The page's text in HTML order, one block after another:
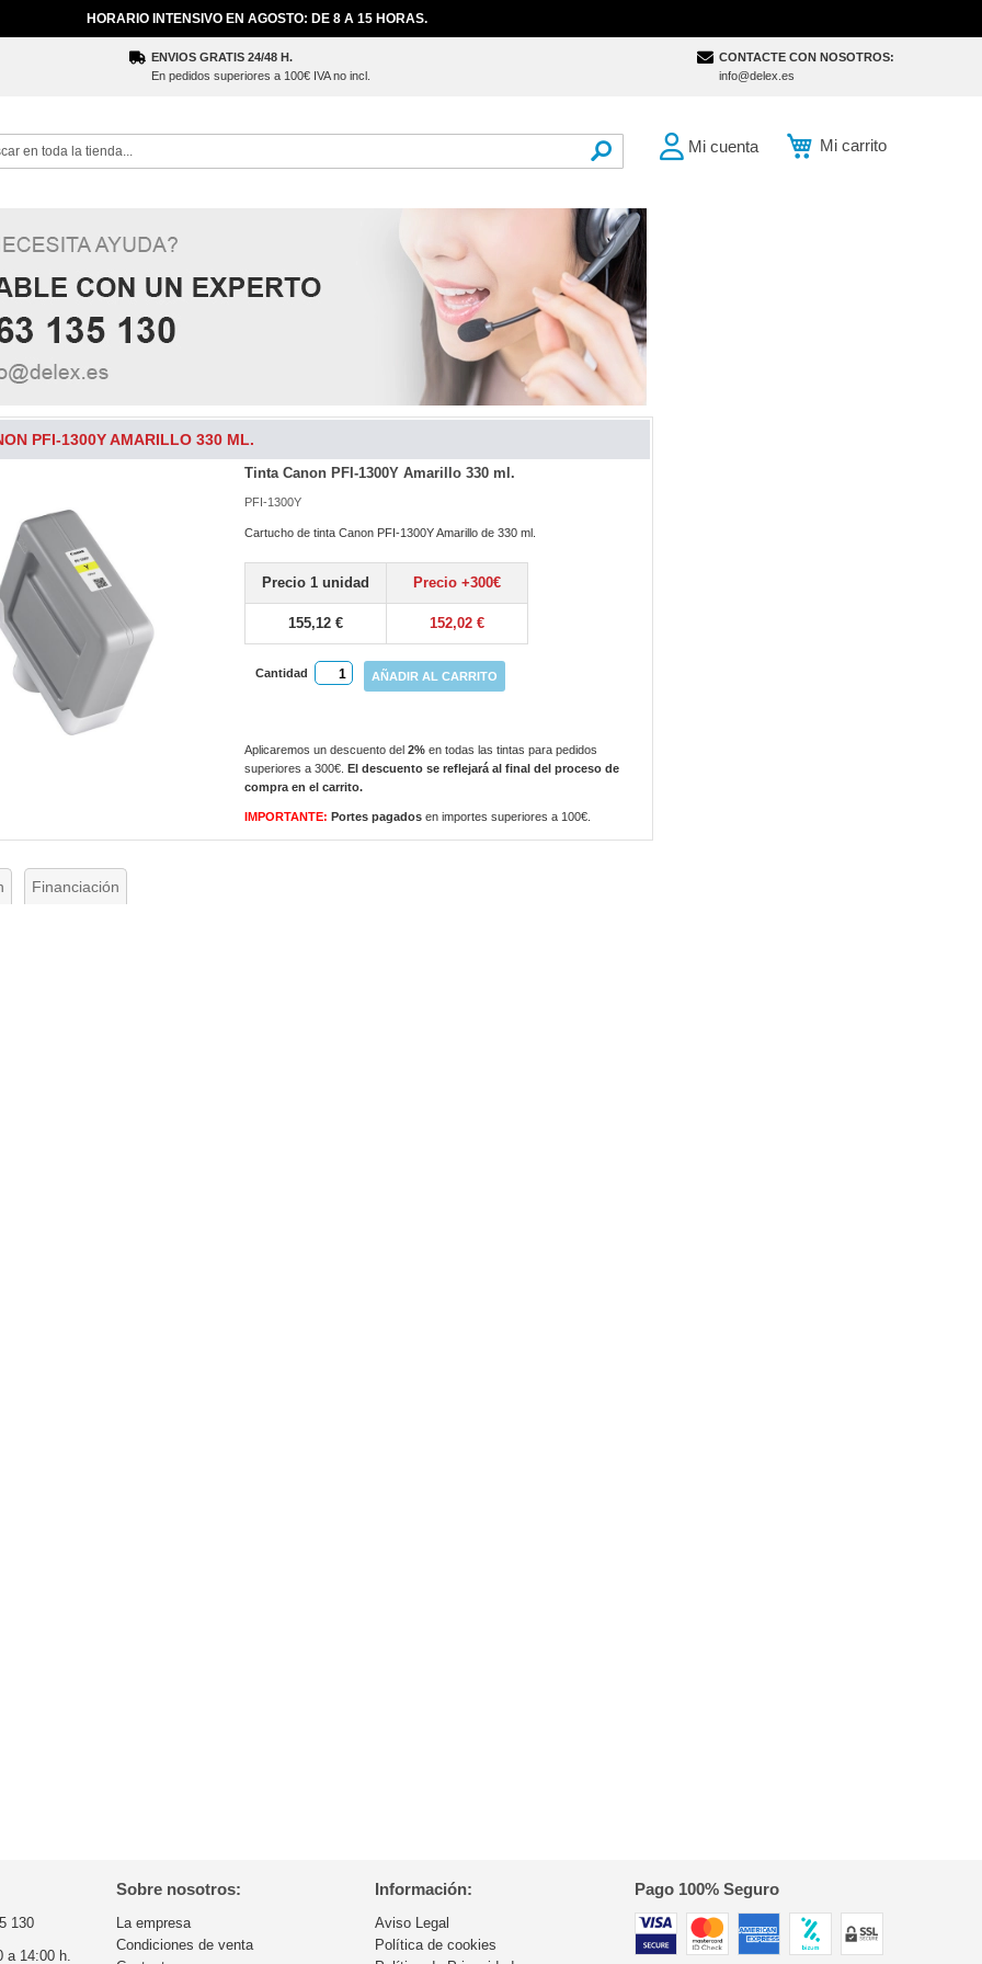
HORARIO INTENSIVO EN AGOSTO: DE 8 A 15 HORAS.
ENVIOS GRATIS 24/48 H.
En pedidos superiores a 100€ IVA no incl.
CONTACTE CON NOSOTROS:
info@delex.es
Mi carrito
Mi cuenta
PFI-1300Y AMARILLO 330 ML.
Tinta Canon PFI-1300Y Amarillo 330 ml.
PFI-1300Y
Cartucho de tinta Canon PFI-1300Y Amarillo de 330 ml.
Precio 1 unidad Precio +300€
155,12 € 152,02 €
Cantidad AÑADIR AL CARRITO
Aplicaremos un descuento del2% en todas las tintas para pedidos
superiores a 300€.El descuento se reflejará al final del proceso de
compra en el carrito.
IMPORTANTE: Portes pagadosen importes superiores a 100€.
Financiación
130
a 14:00 h.
Sobre nosotros:
La empresa
Condiciones de venta
Información:
Aviso Legal
Política de cookies
Pago 100% Seguro